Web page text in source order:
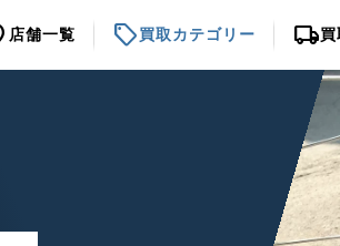
店舗一覧 sell買取カテゴリー local_shipping